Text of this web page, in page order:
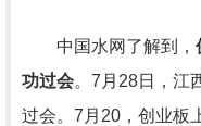
中国水网了解到，
功过会。7月28日，江
过会。7月20，创业板